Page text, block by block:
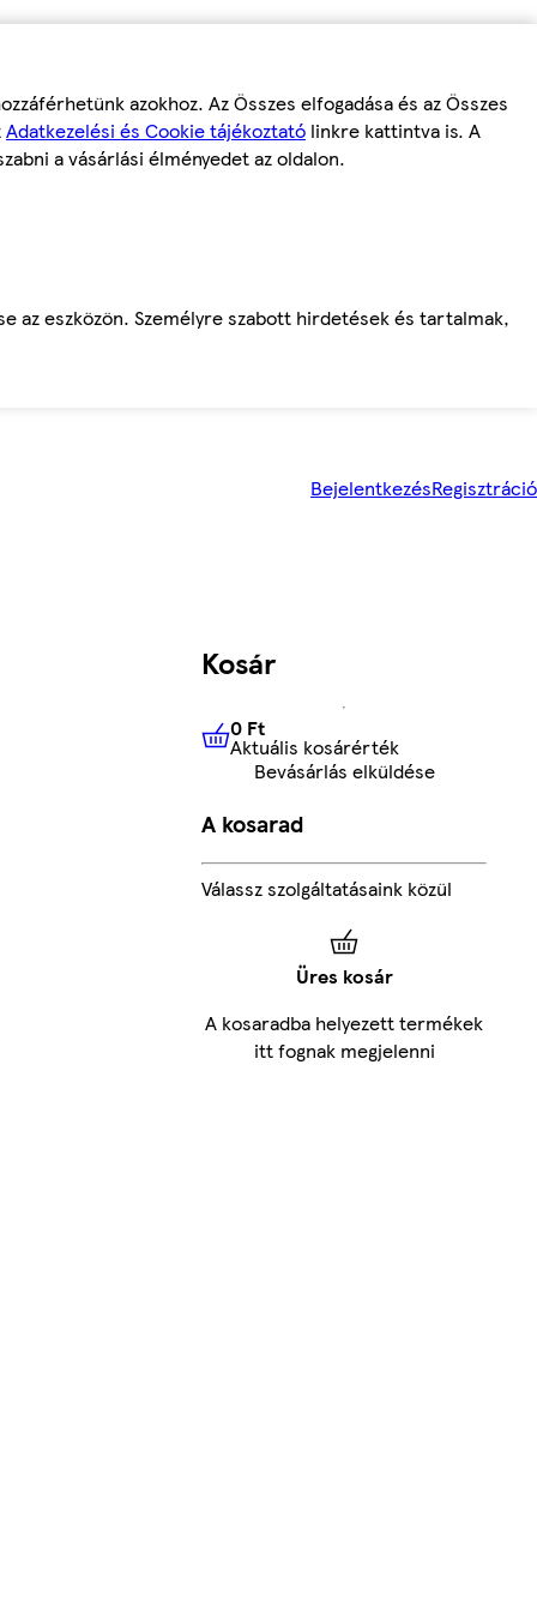
azokhoz. Az Összes elfogadása és az Összes
Adatkezelési és Cookie tájékoztató linkre kattintva is. A
a vásárlási élményedet az oldalon.
az eszközön. Személyre szabott hirdetések és tartalmak,
BejelentkezésRegisztráció
Kosár
0 FtAktuális kosárérték
0 Ft
Aktuális kosárérték
Bevásárlás elküldése
A kosarad
Válassz szolgáltatásaink közül
Üres kosár
A kosaradba helyezett termékek
itt fognak megjelenni